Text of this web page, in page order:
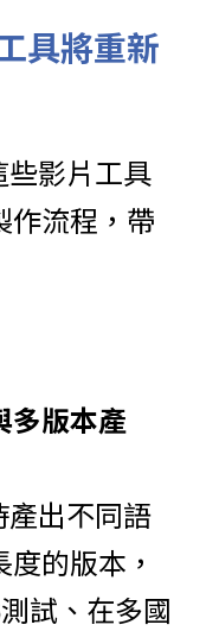
具將重新
影片工具
作流程，帶
多版本產
出不同語
的版本，
試、在多國